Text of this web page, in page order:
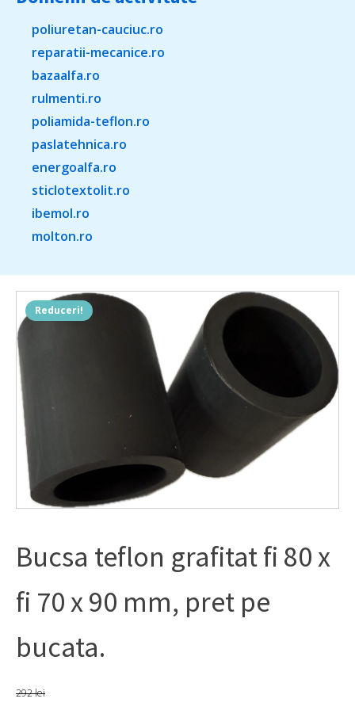
poliuretan-cauciuc.ro
reparatii-mecanice.ro
bazaalfa.ro
rulmenti.ro
poliamida-teflon.ro
paslatehnica.ro
energoalfa.ro
sticlotextolit.ro
ibemol.ro
molton.ro
Reduceri!
Bucsa teflon grafitat fi 80 x
fi 70 x 90 mm, pret pe
bucata.
292lei